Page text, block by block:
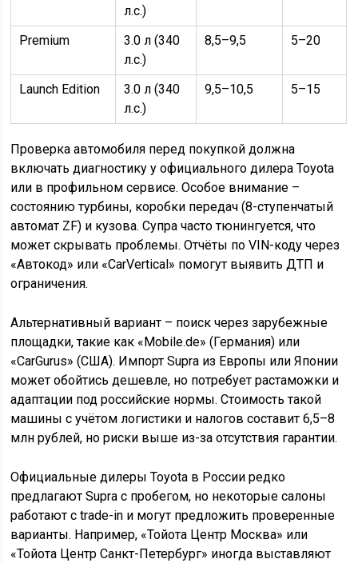
л.с.)
Premium
3.0 л (340
л.с.)
8,5–9,5 5–20
Launch Edition
3.0 л (340
л.с.)
9,5–10,5 5–15
Проверка автомобиля перед покупкой должна
включать диагностику у официального дилера Toyota
или в профильном сервисе. Особое внимание –
состоянию турбины, коробки передач (8-ступенчатый
автомат ZF) и кузова. Супра часто тюнингуется, что
может скрывать проблемы. Отчёты по VIN-коду через
«Автокод» или «CarVertical» помогут выявить ДТП и
ограничения.
Альтернативный вариант – поиск через зарубежные
площадки, такие как «Mobile.de» (Германия) или
«CarGurus» (США). Импорт Supra из Европы или Японии
может обойтись дешевле, но потребует растаможки и
адаптации под российские нормы. Стоимость такой
машины с учётом логистики и налогов составит 6,5–8
млн рублей, но риски выше из-за отсутствия гарантии.
Официальные дилеры Toyota в России редко
предлагают Supra с пробегом, но некоторые салоны
работают с trade-in и могут предложить проверенные
варианты. Например, «Тойота Центр Москва» или
«Тойота Центр Санкт-Петербург» иногда выставляют